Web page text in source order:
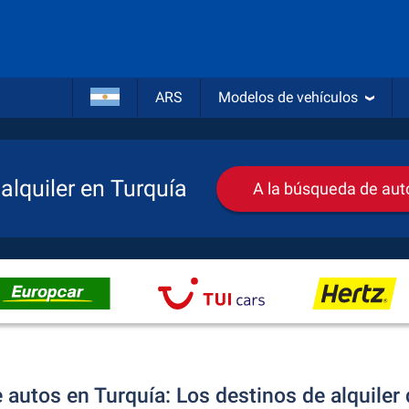
ARS Modelos de vehículos
en Turquía A la búsqueda de
autos en Turquía: Los destinos de